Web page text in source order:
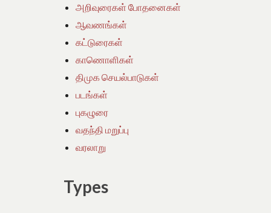
அறிவுரைகள் போதனைகள்
ஆவணங்கள்
கட்டுரைகள்
காணொளிகள்
திமுக செயல்பாடுகள்
படங்கள்
புகழுரை
வதந்தி மறுப்பு
வரலாறு
Types